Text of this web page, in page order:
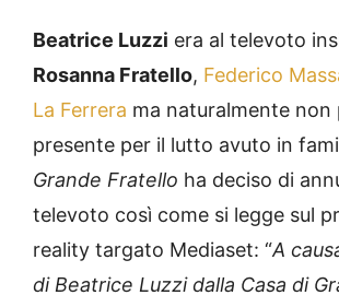
Beatrice Luzzi era al televoto
Rosanna Fratello, Federico
La Ferrera ma naturalmente non
presente per il lutto avuto in
Grande Fratello ha deciso di
televoto così come si legge sul
reality targato Mediaset: “A
di Beatrice Luzzi dalla Casa di